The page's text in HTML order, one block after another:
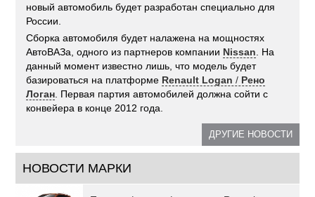
новый автомобиль будет разработан специально для
России.
Сборка автомобиля будет налажена на мощностях
АвтоВАЗа, одного из партнеров компании Nissan . На
данный момент известно лишь, что модель будет
базироваться на платформе Renault Logan / Рено
Логан . Первая партия автомобилей должна сойти с
конвейера в конце 2012 года.
ДРУГИЕ НОВОСТИ
НОВОСТИ МАРКИ